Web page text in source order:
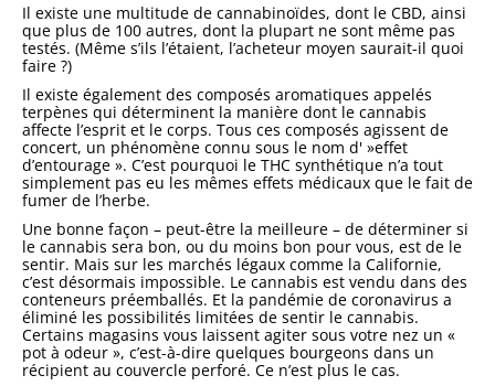
Il existe une multitude de cannabinoïdes, dont le CBD, ainsi
que plus de 100 autres, dont la plupart ne sont même pas
testés. (Même s’ils l’étaient, l’acheteur moyen saurait-il quoi
faire ?)
Il existe également des composés aromatiques appelés
terpènes qui déterminent la manière dont le cannabis
affecte l’esprit et le corps. Tous ces composés agissent de
concert, un phénomène connu sous le nom d' »effet
d’entourage ». C’est pourquoi le THC synthétique n’a tout
simplement pas eu les mêmes effets médicaux que le fait de
fumer de l’herbe.
Une bonne façon – peut-être la meilleure – de déterminer si
le cannabis sera bon, ou du moins bon pour vous, est de le
sentir. Mais sur les marchés légaux comme la Californie,
c’est désormais impossible. Le cannabis est vendu dans des
conteneurs préemballés. Et la pandémie de coronavirus a
éliminé les possibilités limitées de sentir le cannabis.
Certains magasins vous laissent agiter sous votre nez un «
pot à odeur », c’est-à-dire quelques bourgeons dans un
récipient au couvercle perforé. Ce n’est plus le cas.